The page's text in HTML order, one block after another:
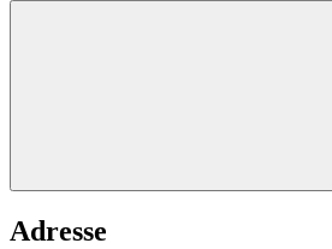
Adresse